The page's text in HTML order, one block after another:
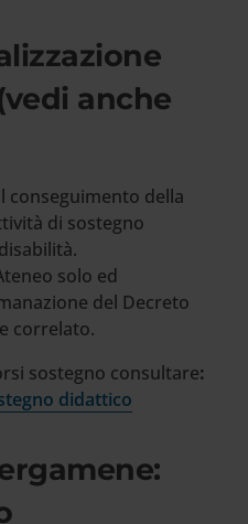
anche
conseguimento della
di sostegno
solo ed
del Decreto
correlato.
sostegno consultare:
didattico